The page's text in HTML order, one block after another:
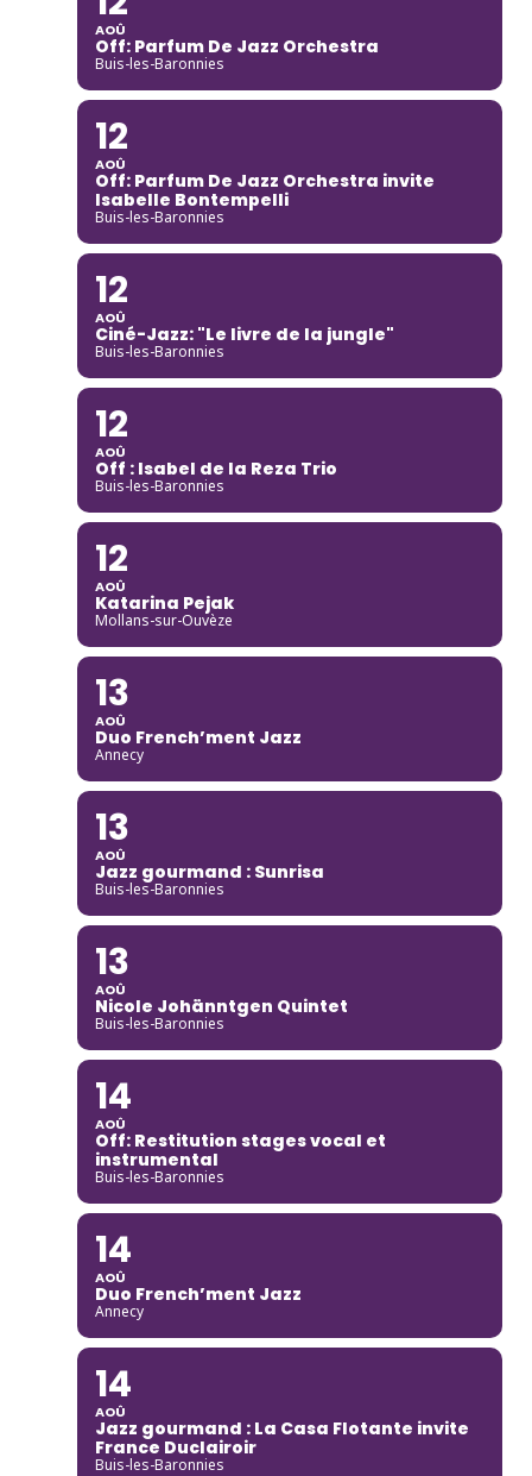
AOÛ
Off: Parfum De Jazz Orchestra
Buis-les-Baronnies
12
AOÛ
Off: Parfum De Jazz Orchestra invite
Isabelle Bontempelli
Buis-les-Baronnies
12
AOÛ
Ciné-Jazz: "Le livre de la jungle"
Buis-les-Baronnies
12
AOÛ
Off : Isabel de la Reza Trio
Buis-les-Baronnies
12
AOÛ
Katarina Pejak
Mollans-sur-Ouvèze
13
AOÛ
Duo French’ment Jazz
Annecy
13
AOÛ
Jazz gourmand : Sunrisa
Buis-les-Baronnies
13
AOÛ
Nicole Johänntgen Quintet
Buis-les-Baronnies
14
AOÛ
Off: Restitution stages vocal et
instrumental
Buis-les-Baronnies
14
AOÛ
Duo French’ment Jazz
Annecy
14
AOÛ
Jazz gourmand : La Casa Flotante invite
France Duclairoir
Buis-les-Baronnies